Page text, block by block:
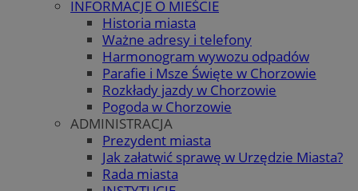
INFORMACJE O MIEŚCIE
Historia miasta
Ważne adresy i telefony
Harmonogram wywozu odpadów
Parafie i Msze Święte w Chorzowie
Rozkłady jazdy w Chorzowie
Pogoda w Chorzowie
ADMINISTRACJA
Prezydent miasta
Jak załatwić sprawę w Urzędzie Miasta?
Rada miasta